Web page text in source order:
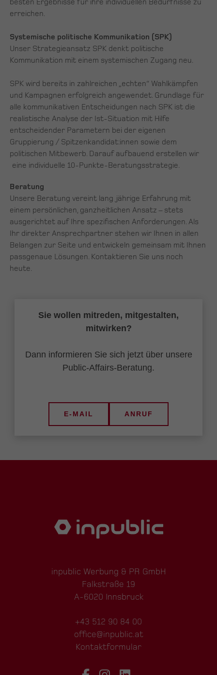
besten Ergebnisse für ihre individuellen Bedürfnisse zu
erreichen.
Systemische politische Kommunikation (SPK)
Unser Strategieansatz SPK denkt politische
Kommunikation mit einem systemischen Zugang neu.
SPK wird bereits in zahlreichen „echten“ Wahlkämpfen
und Kampagnen erfolgreich angewendet. Grundlage für
alle kommunikativen Entscheidungen nach SPK ist die
realistische Analyse der Ist-Situation mit Hilfe
entscheidender Parametern bei der eigenen
Gruppierung / Spitzenkandidat:innen sowie dem
politischen Mitbewerb. Darauf aufbauend erstellen wir
eine individuelle 10-Punkte-Beratungsstrategie.
Beratung
Unsere Beratung vereint lang jährige Erfahrung mit
einem persönlichen, ganzheitlichen Ansatz – stets
ausgerichtet auf Ihre spezifischen Anforderungen. Als
Ihr direkter Ansprechpartner stehen wir Ihnen in allen
Belangen zur Seite und entwickeln gemeinsam mit Ihnen
passgenaue Lösungen. Kontaktieren Sie uns noch
heute.
Sie wollen mitreden, mitgestalten,
mitwirken?
Dann informieren Sie sich jetzt über unsere
Public-Affairs-Beratung.
E-MAIL ANRUF
inpublic Werbung & PR GmbH
Falkstraße 19
A-6020 Innsbruck
+43 512 90 84 00
office@inpublic.at
Kontaktformular